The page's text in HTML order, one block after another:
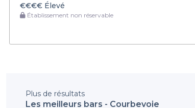
€€€€ Élevé
Établissement non réservable
Plus de résultats
Les meilleurs bars - Courbevoie